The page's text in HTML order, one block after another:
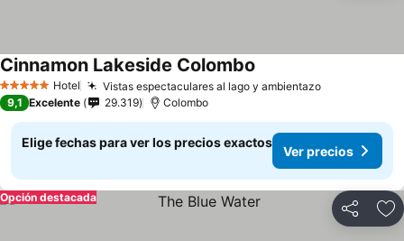
5 Estrellas Hotel Vistas espectaculares al lago y ambientazo
Cinnamon Lakeside Colombo
9,1 Excelente 29.319 Colombo
Elige fechas para ver los precios exactos
Ver precios
Compartir
Opción destacada